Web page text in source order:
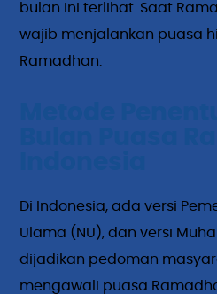
bulan ini terlihat. Saat
wajib menjalankan puasa
Ramadhan.
Di Indonesia, ada versi
Ulama (NU), dan versi
dijadikan pedoman
mengawali puasa